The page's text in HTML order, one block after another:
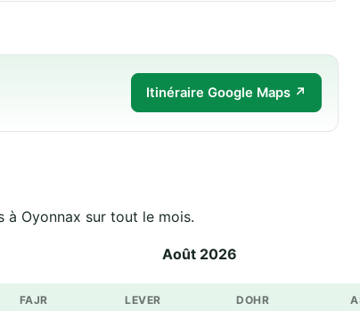
Itinéraire Google Maps ↗
à Oyonnax sur tout le mois.
Août 2026
FAJR LEVER DOHR